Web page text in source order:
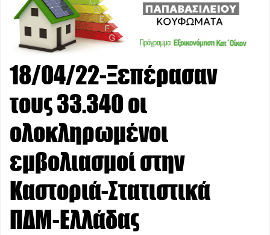
18/04/22-Ξεπέρασαν
τους 33.340 οι
ολοκληρωμένοι
εμβολιασμοί στην
Καστοριά-Στατιστικά
ΠΔΜ-Ελλάδας